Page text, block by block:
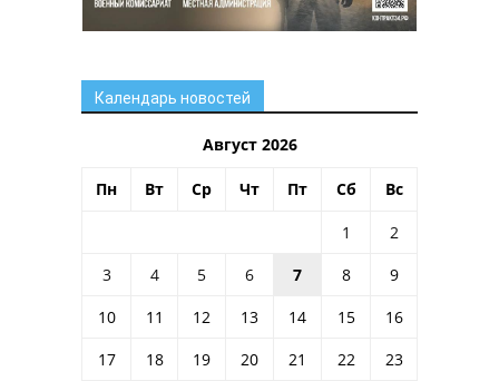
Календарь новостей
Август 2026
Пн Вт Ср Чт Пт Сб Вс
1
2
3
4 5 6 7 8
9
10
11 12 13 14 15
16
17
18 19 20 21 22
23